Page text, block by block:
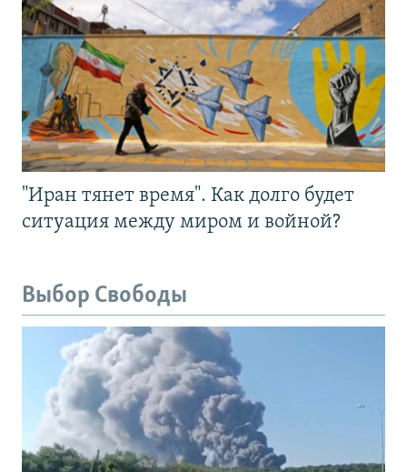
"Иран тянет время". Как долго будет
ситуация между миром и войной?
Выбор Свободы